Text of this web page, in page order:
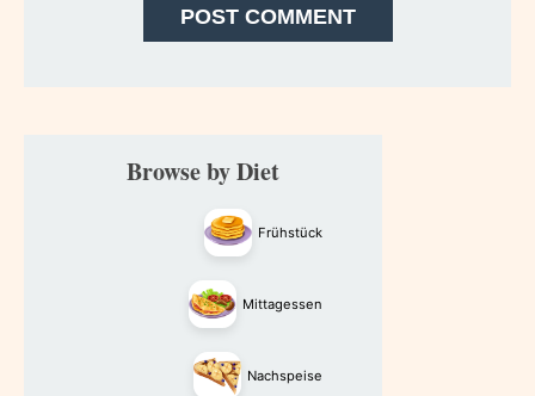
Primary
SidebarBrowse by Diet
Frühstück
Mittagessen
Nachspeise